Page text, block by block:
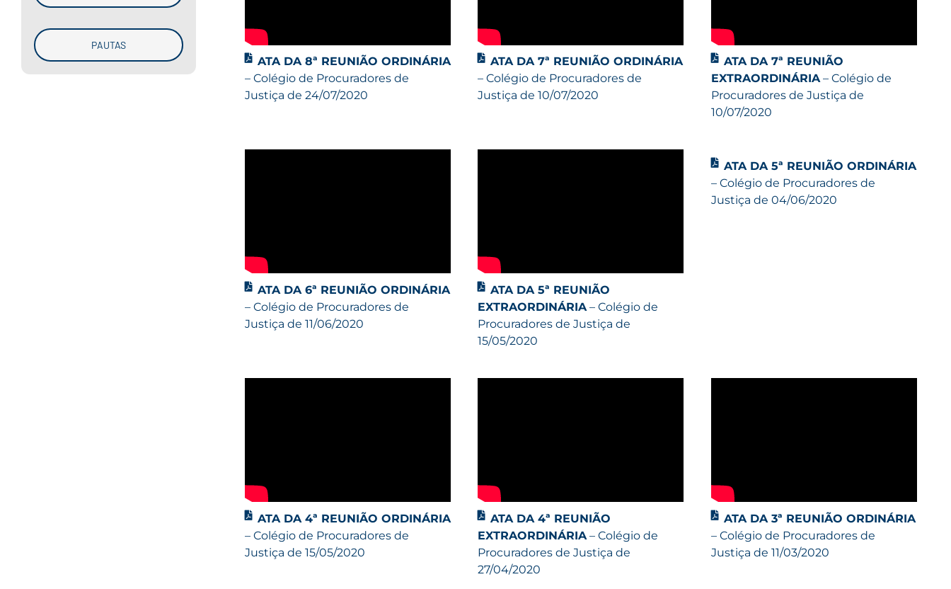
PAUTAS
ATA DA 8ª REUNIÃO ORDINÁRIA
– Colégio de Procuradores de
Justiça de 24/07/2020
ATA DA 7ª REUNIÃO ORDINÁRIA
– Colégio de Procuradores de
Justiça de 10/07/2020
ATA DA 7ª REUNIÃO
EXTRAORDINÁRIA– Colégio de
Procuradores de Justiça de
10/07/2020
ATA DA 6ª REUNIÃO ORDINÁRIA
– Colégio de Procuradores de
Justiça de 11/06/2020
ATA DA 5ª REUNIÃO
EXTRAORDINÁRIA– Colégio de
Procuradores de Justiça de
15/05/2020
ATA DA 5ª REUNIÃO ORDINÁRIA
– Colégio de Procuradores de
Justiça de 04/06/2020
ATA DA 4ª REUNIÃO ORDINÁRIA
– Colégio de Procuradores de
Justiça de 15/05/2020
ATA DA 4ª REUNIÃO
EXTRAORDINÁRIA– Colégio de
Procuradores de Justiça de
27/04/2020
ATA DA 3ª REUNIÃO ORDINÁRIA
– Colégio de Procuradores de
Justiça de 11/03/2020